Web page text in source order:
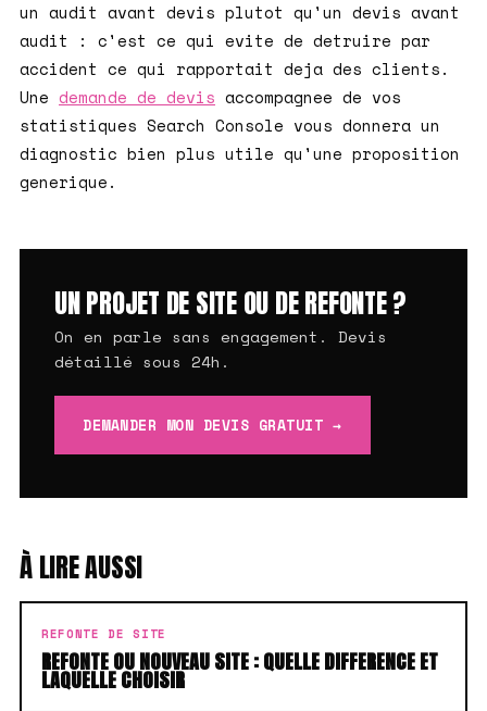
un audit avant devis plutot qu'un devis avant
audit : c'est ce qui evite de detruire par
accident ce qui rapportait deja des clients.
Une demande de devis accompagnee de vos
statistiques Search Console vous donnera un
diagnostic bien plus utile qu'une proposition
generique.
UN PROJET DE SITE OU DE REFONTE ?
On en parle sans engagement. Devis
détaillé sous 24h.
DEMANDER MON DEVIS GRATUIT →
À LIRE AUSSI
REFONTE DE SITE
REFONTE OU NOUVEAU SITE : QUELLE DIFFERENCE ET
LAQUELLE CHOISIR